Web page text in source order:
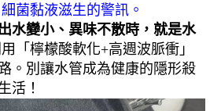
細菌黏液滋生的警訊。
水變小、異味不散時，就是水
「檸檬酸軟化+高週波脈衝」
。別讓水管成為健康的隱形殺
活！